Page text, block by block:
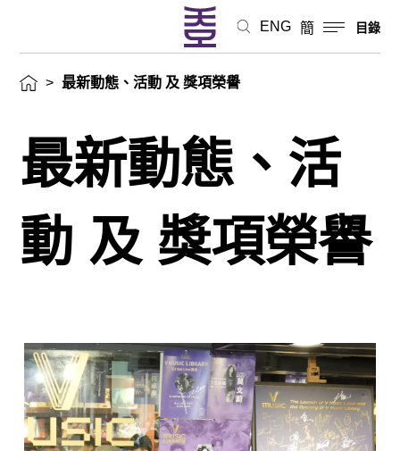
ENG 簡 目錄
> 最新動態、活動 及 獎項榮譽
最新動態、活
動 及 獎項榮譽